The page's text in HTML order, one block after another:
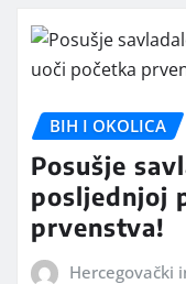
BIH I OKOLICA
Posušje
posljednjoj
prvenstva!
Hercegovački